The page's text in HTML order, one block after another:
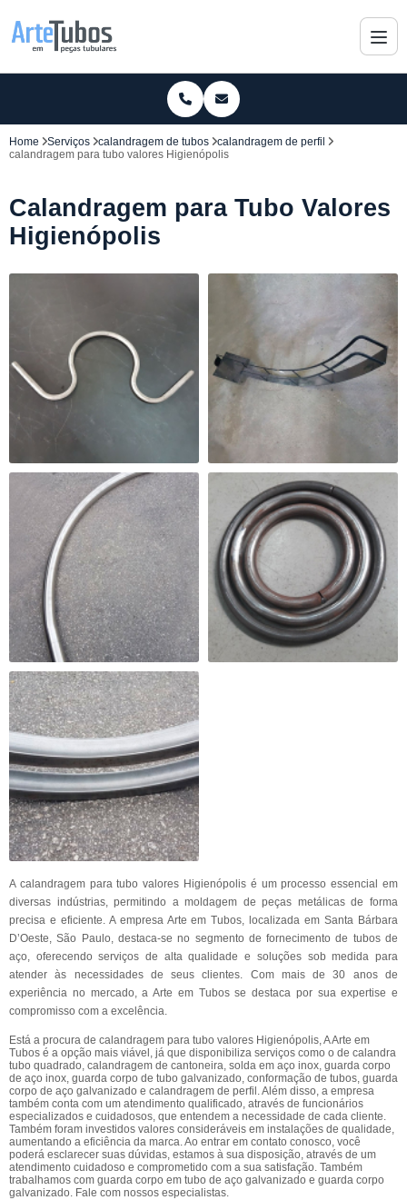
Home Serviços calandragem de tubos
calandragem de perfil
calandragem para tubo valores Higienópolis
Calandragem para Tubo Valores
Higienópolis
A calandragem para tubo valores Higienópolis é um processo essencial em
diversas indústrias, permitindo a moldagem de peças metálicas de forma
precisa e eficiente. A empresa Arte em Tubos, localizada em Santa Bárbara
D’Oeste, São Paulo, destaca-se no segmento de fornecimento de tubos de
aço, oferecendo serviços de alta qualidade e soluções sob medida para
atender às necessidades de seus clientes. Com mais de 30 anos de
experiência no mercado, a Arte em Tubos se destaca por sua expertise e
compromisso com a excelência.
Está a procura de calandragem para tubo valores Higienópolis, A Arte em
Tubos é a opção mais viável, já que disponibiliza serviços como o de calandra
tubo quadrado, calandragem de cantoneira, solda em aço inox, guarda corpo
de aço inox, guarda corpo de tubo galvanizado, conformação de tubos, guarda
corpo de aço galvanizado e calandragem de perfil. Além disso, a empresa
também conta com um atendimento qualificado, através de funcionários
especializados e cuidadosos, que entendem a necessidade de cada cliente.
Também foram investidos valores consideráveis em instalações de qualidade,
aumentando a eficiência da marca. Ao entrar em contato conosco, você
poderá esclarecer suas dúvidas, estamos à sua disposição, através de um
atendimento cuidadoso e comprometido com a sua satisfação. Também
trabalhamos com guarda corpo em tubo de aço galvanizado e guarda corpo
galvanizado. Fale com nossos especialistas.